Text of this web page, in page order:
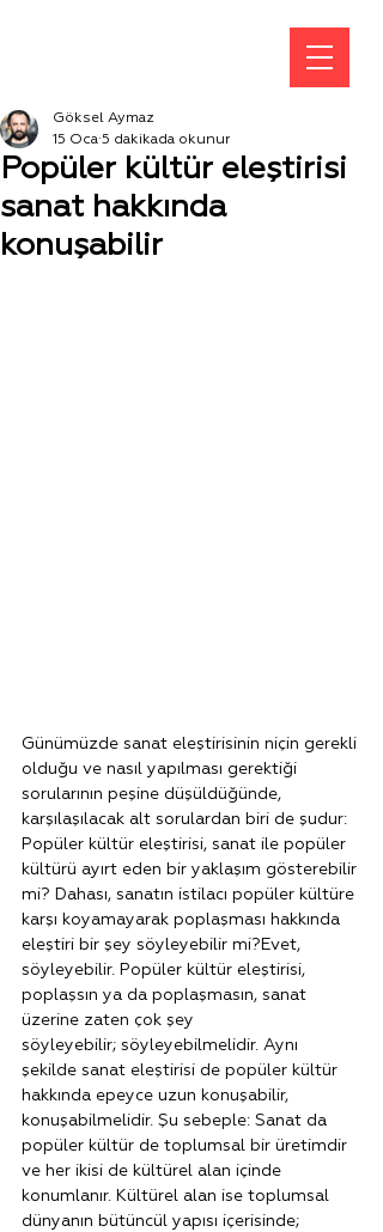
Popüler kültür eleştirisi
sanat hakkında
konuşabilir
Göksel Aymaz
15 Oca 5 dakikada okunur
Günümüzde sanat eleştirisinin niçin gerekli
olduğu ve nasıl yapılması gerektiği
sorularının peşine düşüldüğünde,
karşılaşılacak alt sorulardan biri de şudur:
Popüler kültür eleştirisi, sanat ile popüler
kültürü ayırt eden bir yaklaşım gösterebilir
mi? Dahası, sanatın istilacı popüler kültüre
karşı koyamayarak poplaşması hakkında
eleştiri bir şey söyleyebilir mi?Evet,
söyleyebilir. Popüler kültür eleştirisi,
poplaşsın ya da poplaşmasın, sanat
üzerine zaten çok şey
söyleyebilir; söyleyebilmelidir. Aynı
şekilde sanat eleştirisi de popüler kültür
hakkında epeyce uzun konuşabilir,
konuşabilmelidir. Şu sebeple: Sanat da
popüler kültür de toplumsal bir üretimdir
ve her ikisi de kültürel alan içinde
konumlanır. Kültürel alan ise toplumsal
dünyanın bütüncül yapısı içerisinde;